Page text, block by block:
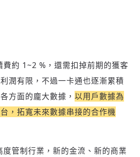
費約 1~2 %，還需扣掉前期的獲客
潤有限，不過一卡通也逐漸累積
方面的龐大數據， 以用戶數據為
，拓寬未來數據串接的合作機
度管制行業，新的金流、新的商業